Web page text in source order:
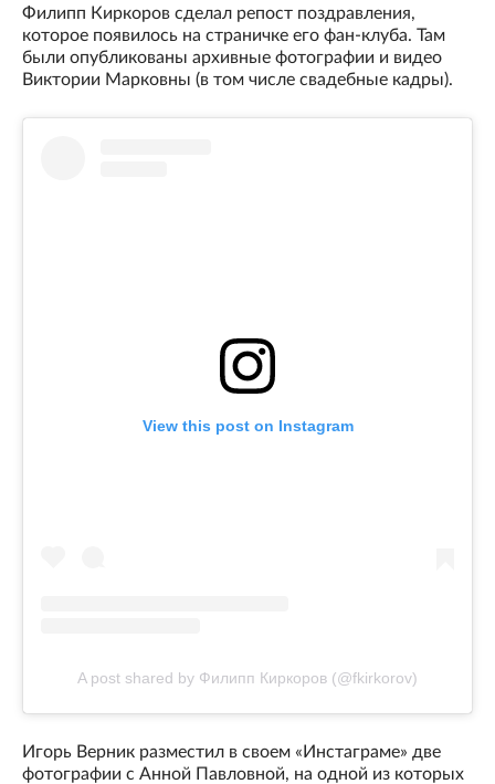
Филипп Киркоров сделал репост поздравления,
которое появилось на страничке его фан-клуба. Там
были опубликованы архивные фотографии и видео
Виктории Марковны (в том числе свадебные кадры).
View this post on Instagram
A post shared by Филипп Киркоров (@fkirkorov)
Игорь Верник разместил в своем «Инстаграме» две
фотографии с Анной Павловной, на одной из которых